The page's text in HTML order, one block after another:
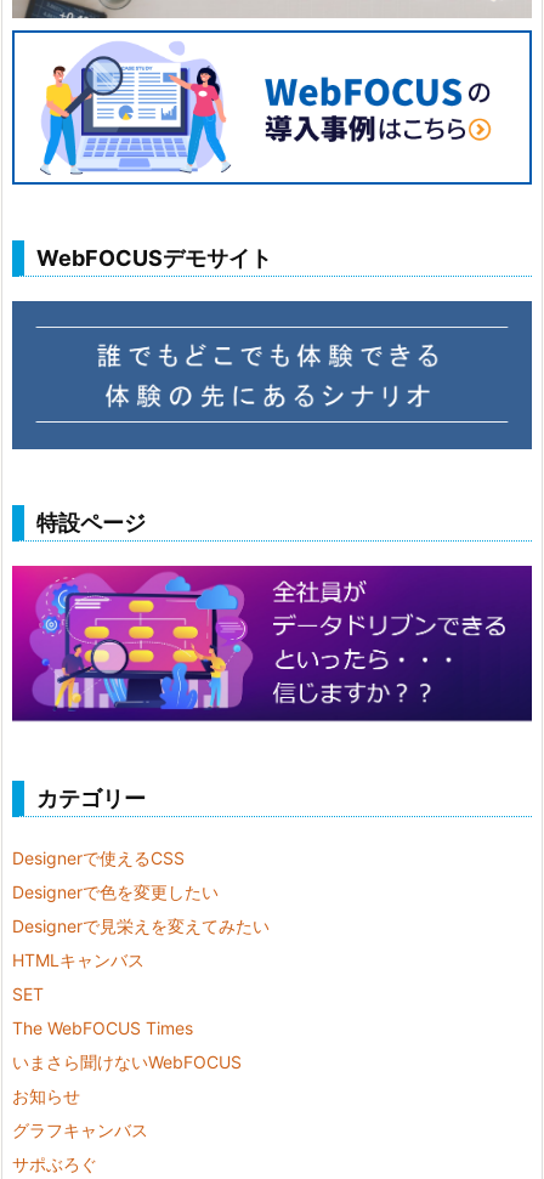
WebFOCUSデモサイト
特設ページ
カテゴリー
Designerで使えるCSS
Designerで色を変更したい
Designerで見栄えを変えてみたい
HTMLキャンバス
SET
The WebFOCUS Times
いまさら聞けないWebFOCUS
お知らせ
グラフキャンバス
サポぶろぐ